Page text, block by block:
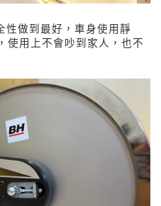
性做到最好，車身使用靜
使用上不會吵到家人，也不